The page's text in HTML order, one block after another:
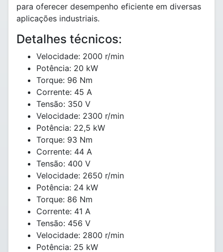
para oferecer desempenho eficiente em diversas
aplicações industriais.
Detalhes técnicos:
Velocidade: 2000 r/min
Potência: 20 kW
Torque: 96 Nm
Corrente: 45 A
Tensão: 350 V
Velocidade: 2300 r/min
Potência: 22,5 kW
Torque: 93 Nm
Corrente: 44 A
Tensão: 400 V
Velocidade: 2650 r/min
Potência: 24 kW
Torque: 86 Nm
Corrente: 41 A
Tensão: 456 V
Velocidade: 2800 r/min
Potência: 25 kW